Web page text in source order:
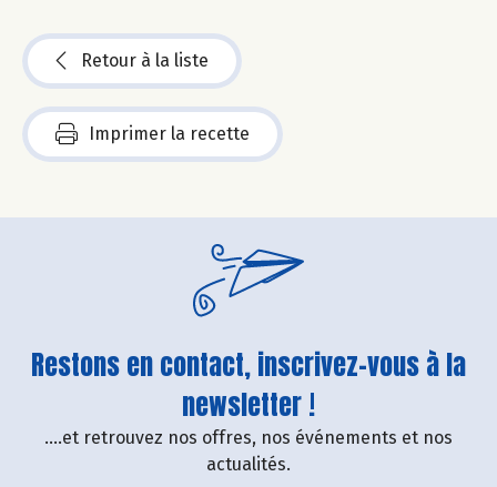
Retour à la liste
Imprimer la recette
Restons en contact, inscrivez-vous à la
newsletter !
....et retrouvez nos offres, nos événements et nos
actualités.